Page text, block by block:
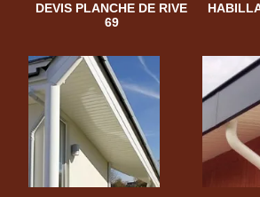
DEVIS PLANCHE DE RIVE
69